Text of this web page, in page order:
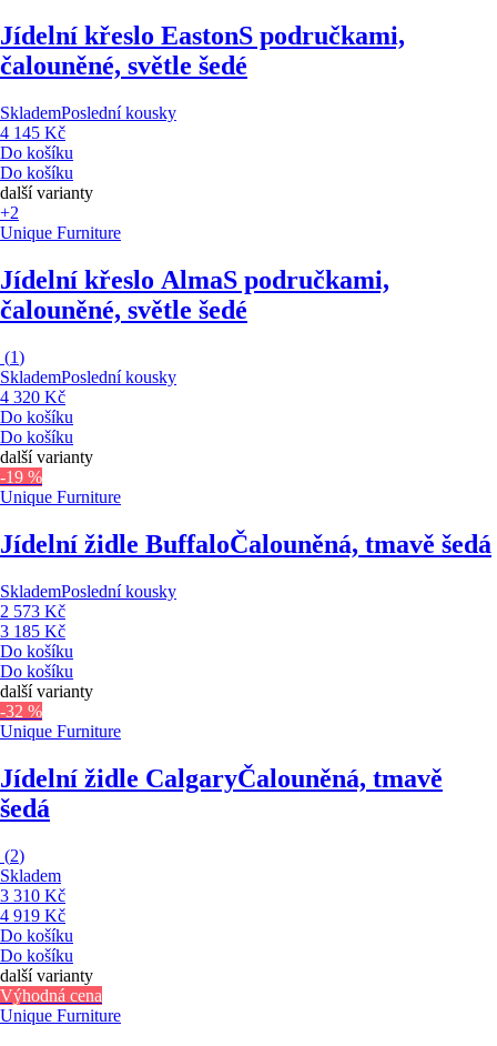
Jídelní křeslo EastonS područkami,
čalouněné, světle šedé
SklademPoslední kousky
4 145 Kč
Do košíku
Do košíku
další varianty
+2
Unique Furniture
Jídelní křeslo AlmaS područkami,
čalouněné, světle šedé
(1)
SklademPoslední kousky
4 320 Kč
Do košíku
Do košíku
další varianty
-19 %
Unique Furniture
Jídelní židle BuffaloČalouněná, tmavě šedá
SklademPoslední kousky
2 573 Kč
3 185 Kč
Do košíku
Do košíku
další varianty
-32 %
Unique Furniture
Jídelní židle CalgaryČalouněná, tmavě
šedá
(2)
Skladem
3 310 Kč
4 919 Kč
Do košíku
Do košíku
další varianty
Výhodná cena
Unique Furniture